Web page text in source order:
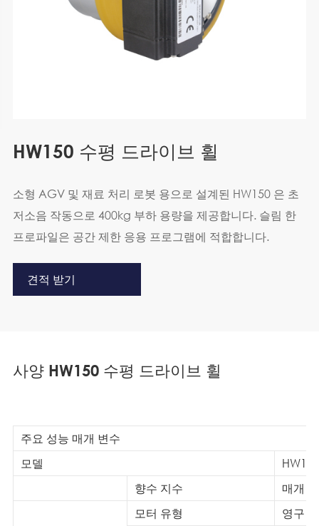
HW150 수평 드라이브 휠
소형 AGV 및 재료 처리 로봇 용으로 설계된 HW150 은 초
저소음 작동으로 400kg 부하 용량을 제공합니다. 슬림 한
프로파일은 공간 제한 응용 프로그램에 적합합니다.
견적 받기
사양 HW150 수평 드라이브 휠
주요 성능 매개 변수
모델
향수 지수
매개
모터 유형
영구